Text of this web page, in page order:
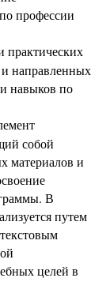
профессии
практических
направленных
навыков по
собой
материалов и
В
путем
целей в